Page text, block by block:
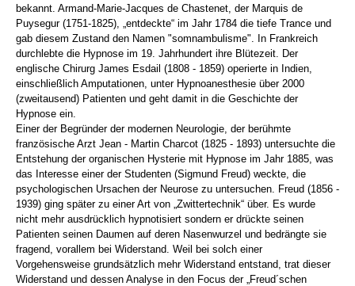
bekannt. Armand-Marie-Jacques de Chastenet, der Marquis de
Puysegur (1751-1825), „entdeckte“ im Jahr 1784 die tiefe Trance und
gab diesem Zustand den Namen "somnambulisme". In Frankreich
durchlebte die Hypnose im 19. Jahrhundert ihre Blütezeit. Der
englische Chirurg James Esdail (1808 - 1859) operierte in Indien,
einschließlich Amputationen, unter Hypnoanesthesie über 2000
(zweitausend) Patienten und geht damit in die Geschichte der
Hypnose ein.
Einer der Begründer der modernen Neurologie, der berühmte
französische Arzt Jean - Martin Charcot (1825 - 1893) untersuchte die
Entstehung der organischen Hysterie mit Hypnose im Jahr 1885, was
das Interesse einer der Studenten (Sigmund Freud) weckte, die
psychologischen Ursachen der Neurose zu untersuchen. Freud (1856 -
1939) ging später zu einer Art von „Zwittertechnik“ über. Es wurde
nicht mehr ausdrücklich hypnotisiert sondern er drückte seinen
Patienten seinen Daumen auf deren Nasenwurzel und bedrängte sie
fragend, vorallem bei Widerstand. Weil bei solch einer
Vorgehensweise grundsätzlich mehr Widerstand entstand, trat dieser
Widerstand und dessen Analyse in den Focus der „Freud´schen